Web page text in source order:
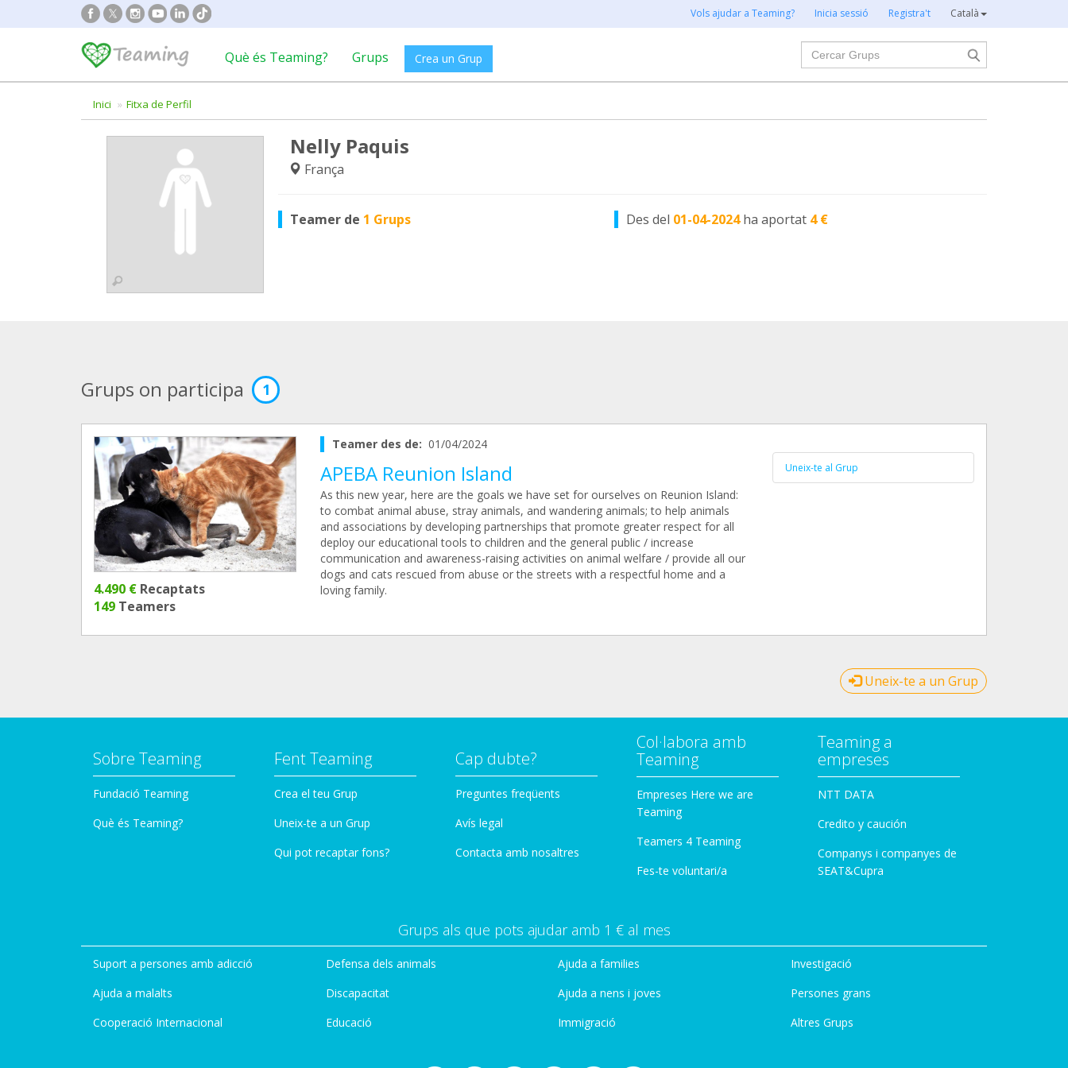
Vols ajudar a Teaming? Inicia sessió Registra't Català
Què és Teaming? Grups Crea un Grup
Cercar
Inici Fitxa de Perfil
Nelly Paquis
França
Teamer de 1 Grups Des del 01-04-2024 ha aportat 4 €
Grups on participa 1
4.490 € Recaptats
149 Teamers
Teamer des de: 01/04/2024
APEBA Reunion Island
As this new year, here are the goals we have set for ourselves on Reunion Island:
to combat animal abuse, stray animals, and wandering animals; to help animals
and associations by developing partnerships that promote greater respect for all
deploy our educational tools to children and the general public / increase
communication and awareness-raising activities on animal welfare / provide all our
dogs and cats rescued from abuse or the streets with a respectful home and a
loving family.
Uneix-te al Grup
Uneix-te a un Grup
Sobre Teaming
Fundació Teaming
Què és Teaming?
Fent Teaming
Crea el teu Grup
Uneix-te a un Grup
Qui pot recaptar fons?
Cap dubte?
Preguntes freqüents
Avís legal
Contacta amb nosaltres
Col·labora amb
Teaming
Empreses Here we are
Teaming
Teamers 4 Teaming
Fes-te voluntari/a
Teaming a
empreses
NTT DATA
Credito y caución
Companys i companyes de
SEAT&Cupra
Grups als que pots ajudar amb 1 € al mes
Suport a persones amb adicció
Ajuda a malalts
Cooperació Internacional
Defensa dels animals
Discapacitat
Educació
Ajuda a families
Ajuda a nens i joves
Immigració
Investigació
Persones grans
Altres Grups